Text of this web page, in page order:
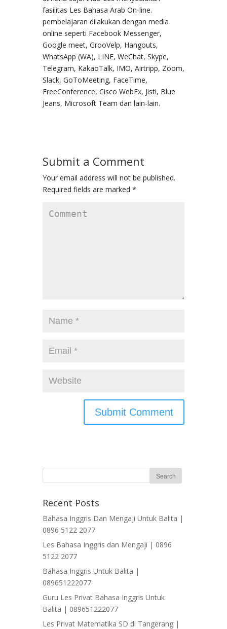
fasilitas Les Bahasa Arab On-line.
pembelajaran dilakukan dengan media
online seperti Facebook Messenger,
Google meet, GrooVelp, Hangouts,
WhatsApp (WA), LINE, WeChat, Skype,
Telegram, KakaoTalk, IMO, Airtripp, Zoom,
Slack, GoToMeeting, FaceTime,
FreeConference, Cisco WebEx, Jisti, Blue
Jeans, Microsoft Team dan lain-lain.
Submit a Comment
Your email address will not be published.
Required fields are marked *
Recent Posts
Bahasa Inggris Dan Mengaji Untuk Balita |
0896 5122 2077
Les Bahasa Inggris dan Mengaji | 0896
5122 2077
Bahasa Inggris Untuk Balita |
089651222077
Guru Les Privat Bahasa Inggris Untuk
Balita | 089651222077
Les Privat Matematika SD di Tangerang |